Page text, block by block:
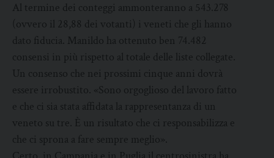
Al termine dei conteggi ammonteranno a 543.278
(ovvero il 28,88 dei votanti) i veneti che gli hanno
dato fiducia. Manildo ha ottenuto ben 74.482
consensi in più rispetto al totale delle liste collegate.
Un consenso che nei prossimi cinque anni dovrà
essere irrobustito. «Sono orgoglioso del lavoro fatto
e che ci sia stata affidata la rappresentanza di un
veneto su tre. È un risultato che ci responsabilizza e
che ci sprona a fare sempre meglio».